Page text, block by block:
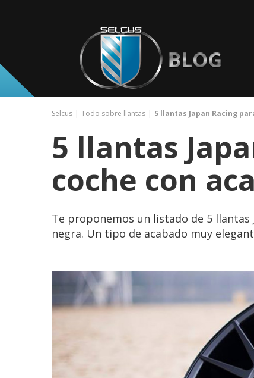
Selcus Todo sobre llantas 5 llantas Japan Racing
5 llantas
coche con
Te proponemos un listado de 5
negra. Un tipo de acabado muy